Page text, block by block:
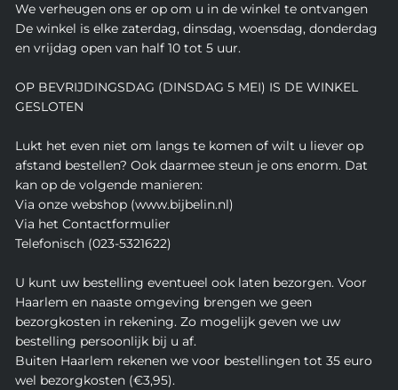
We verheugen ons er op om u in de winkel te ontvangen
De winkel is elke zaterdag, dinsdag, woensdag, donderdag
en vrijdag open van half 10 tot 5 uur.
OP BEVRIJDINGSDAG (DINSDAG 5 MEI) IS DE WINKEL
GESLOTEN
Lukt het even niet om langs te komen of wilt u liever op
afstand bestellen? Ook daarmee steun je ons enorm. Dat
kan op de volgende manieren:
Via onze webshop (www.bijbelin.nl)
Via het Contactformulier
Telefonisch (023-5321622)
U kunt uw bestelling eventueel ook laten bezorgen. Voor
Haarlem en naaste omgeving brengen we geen
bezorgkosten in rekening. Zo mogelijk geven we uw
bestelling persoonlijk bij u af.
Buiten Haarlem rekenen we voor bestellingen tot 35 euro
wel bezorgkosten (€3,95).